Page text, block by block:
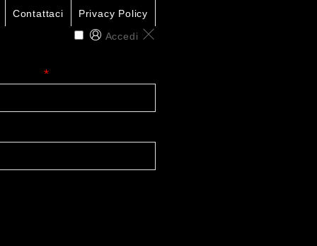
Contattaci
Privacy Policy
Accedi
*